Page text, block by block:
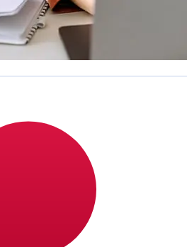
overboekingen met
Euro Lidstaten tot Japan
de betaalmethode en het tijdstip
bankoverschrijvingen
Factoren zoals
kunnen ook invloed
Municipality
vertragingen te voorkomen.